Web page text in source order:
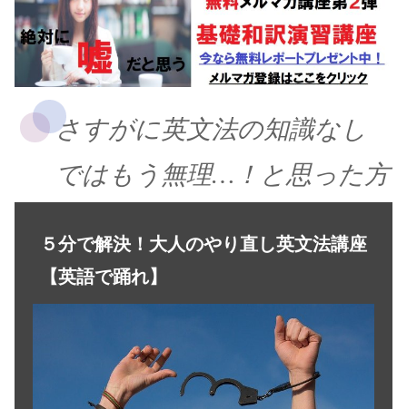
さすがに英文法の知識なし
ではもう無理…！と思った方
５分で解決！大人のやり直し英文法講座
【英語で踊れ】